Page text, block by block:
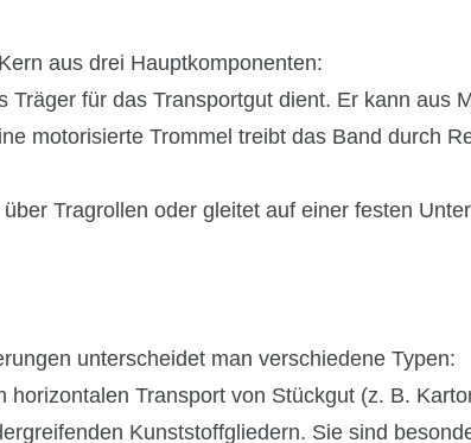
aus drei Hauptkomponenten:
Träger für das Transportgut dient. Er kann aus
motorisierte Trommel treibt das Band durch
Tragrollen oder gleitet auf einer festen
unterscheidet man verschiedene Typen:
horizontalen Transport von Stückgut (z. B.
Kunststoffgliedern. Sie sind